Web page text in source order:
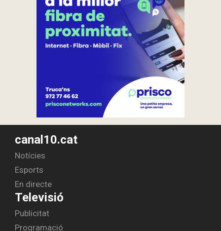
canal10.cat
Notícies
Esports
En directe
Televisió
Publicitat
Programació